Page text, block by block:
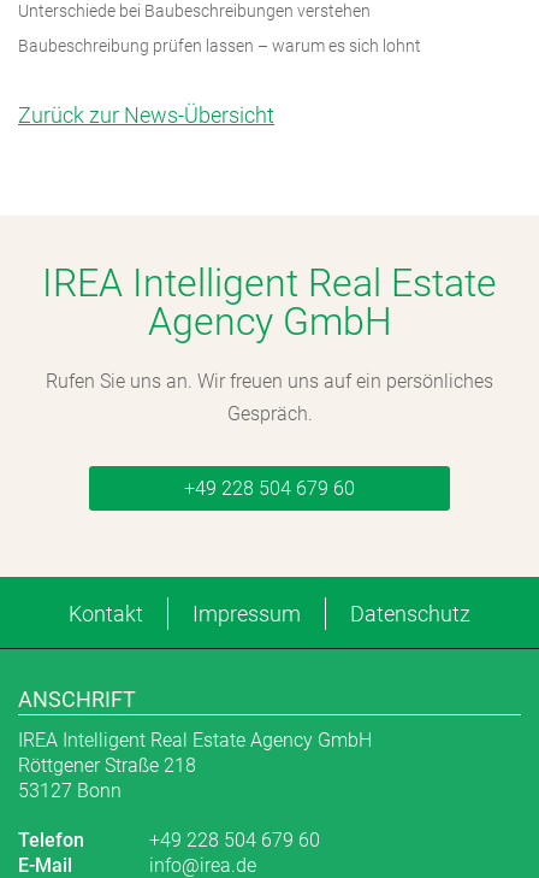
Unterschiede bei Baubeschreibungen verstehen
Baubeschreibung prüfen lassen – warum es sich lohnt
Zurück zur News-Übersicht
IREA Intelligent Real Estate
Agency GmbH
Rufen Sie uns an. Wir freuen uns auf ein persönliches
Gespräch.
+49 228 504 679 60
Kontakt Impressum Datenschutz
ANSCHRIFT
IREA Intelligent Real Estate Agency GmbH
Röttgener Straße 218
53127 Bonn
Telefon
+49 228 504 679 60
E-Mail
info@irea.de